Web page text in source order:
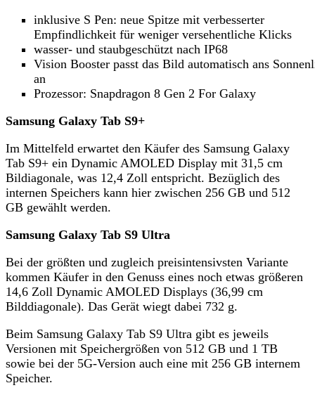
inklusive S Pen: neue Spitze mit verbesserter
Empfindlichkeit für weniger versehentliche Klicks
wasser- und staubgeschützt nach IP68
Vision Booster passt das Bild automatisch ans
an
Prozessor: Snapdragon 8 Gen 2 For Galaxy
Samsung Galaxy Tab S9+
Im Mittelfeld erwartet den Käufer des Samsung Galaxy
Tab S9+ ein Dynamic AMOLED Display mit 31,5 cm
Bildiagonale, was 12,4 Zoll entspricht. Bezüglich des
internen Speichers kann hier zwischen 256 GB und 512
GB gewählt werden.
Samsung Galaxy Tab S9 Ultra
Bei der größten und zugleich preisintensivsten Variante
kommen Käufer in den Genuss eines noch etwas größeren
14,6 Zoll Dynamic AMOLED Displays (36,99 cm
Bilddiagonale). Das Gerät wiegt dabei 732 g.
Beim Samsung Galaxy Tab S9 Ultra gibt es jeweils
Versionen mit Speichergrößen von 512 GB und 1 TB
sowie bei der 5G-Version auch eine mit 256 GB internem
Speicher.